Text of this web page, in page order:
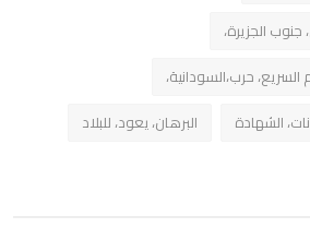
جنوب الجزيرة،
السريع، حرب،السودانية،
الشهادة
البرهان، يعود، للبلاد